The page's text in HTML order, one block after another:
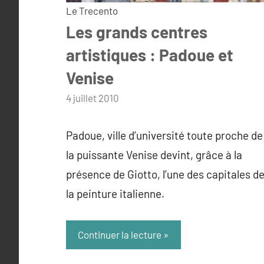
Le Trecento
Les grands centres
artistiques : Padoue et
Venise
par
4 juillet 2010
Padoue, ville d’université toute proche de
la puissante Venise devint, grâce à la
présence de Giotto, l’une des capitales de
la peinture italienne.
Continuer la lecture